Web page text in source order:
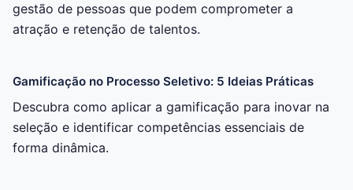
gestão de pessoas que podem comprometer a
atração e retenção de talentos.
Gamificação no Processo Seletivo: 5 Ideias Práticas
Descubra como aplicar a gamificação para inovar na
seleção e identificar competências essenciais de
forma dinâmica.